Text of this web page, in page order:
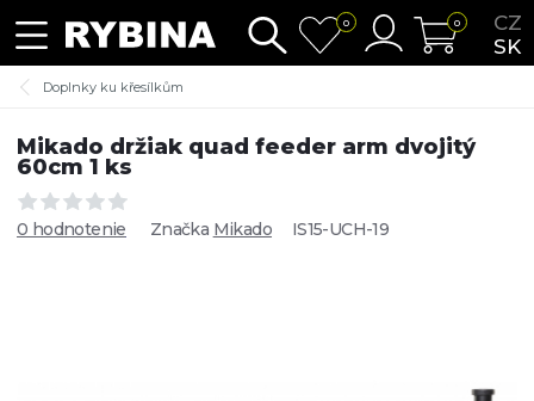
CZ
SK
0 0
Doplnky ku křesílkům
Mikado držiak quad feeder arm dvojitý
60cm 1 ks
0 hodnotenie Značka Mikado IS15-UCH-19